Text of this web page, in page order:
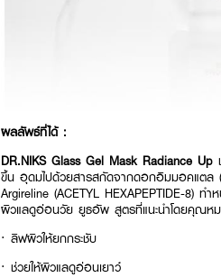
ผลลัพธ์ที่ได้ :
DR.NIKS Glass Gel Mask Radiance Up
ขึ้น อุดมไปด้วยสารสกัดจากดอกอิมมอคแตล
Argireline (ACETYL HEXAPEPTIDE-8) ท
ผิวแลดูอ่อนวัย ยูธอัพ สูตรที่แนะนำโดยคุณห
· ลิฟผิวให้ยกกระชับ
· ช่วยให้ผิวแลดูอ่อนเยาว์